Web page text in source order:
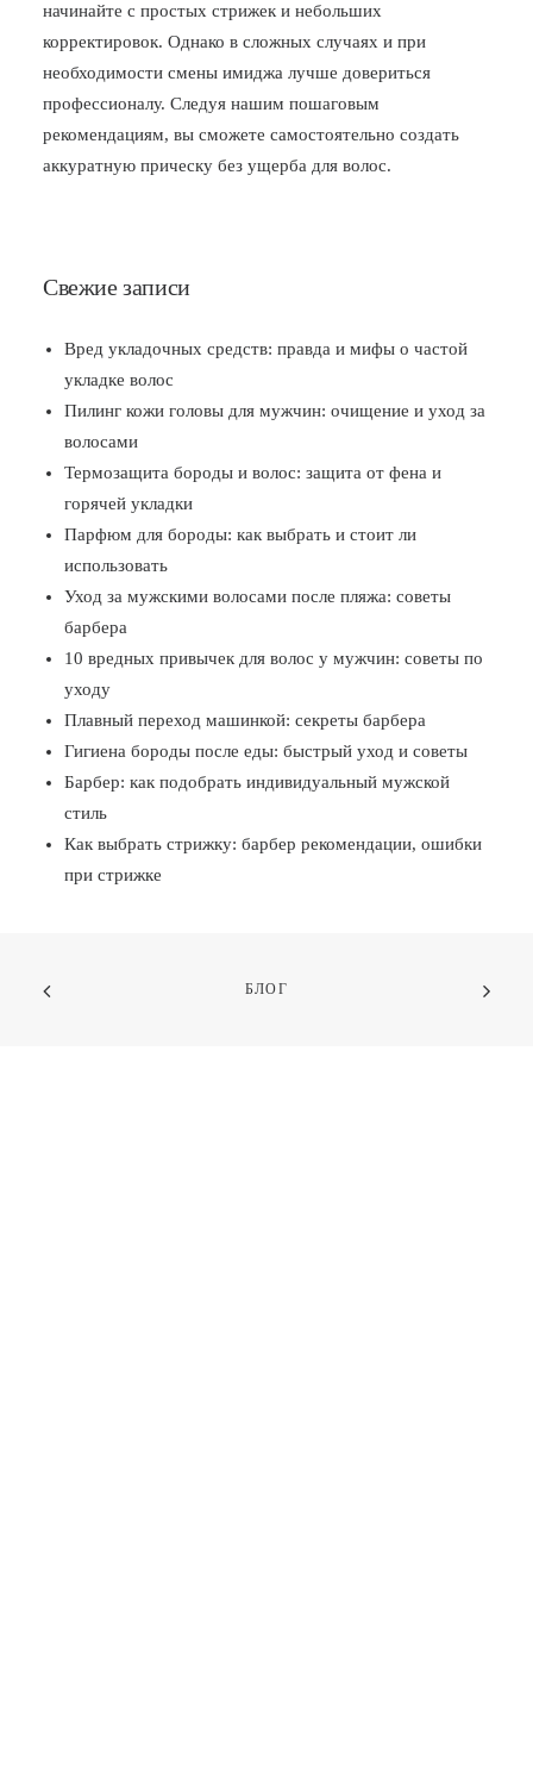
начинайте с простых стрижек и небольших
корректировок. Однако в сложных случаях и при
необходимости смены имиджа лучше довериться
профессионалу. Следуя нашим пошаговым
рекомендациям, вы сможете самостоятельно создать
аккуратную прическу без ущерба для волос.
Свежие записи
Вред укладочных средств: правда и мифы о частой
укладке волос
Пилинг кожи головы для мужчин: очищение и уход за
волосами
Термозащита бороды и волос: защита от фена и
горячей укладки
Парфюм для бороды: как выбрать и стоит ли
использовать
Уход за мужскими волосами после пляжа: советы
барбера
10 вредных привычек для волос у мужчин: советы по
уходу
Плавный переход машинкой: секреты барбера
Гигиена бороды после еды: быстрый уход и советы
Барбер: как подобрать индивидуальный мужской
стиль
Как выбрать стрижку: барбер рекомендации, ошибки
при стрижке
БЛОГ